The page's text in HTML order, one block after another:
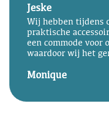
Jeske
Wij hebben tijdens
praktische
een commode voor
waardoor wij het
Monique